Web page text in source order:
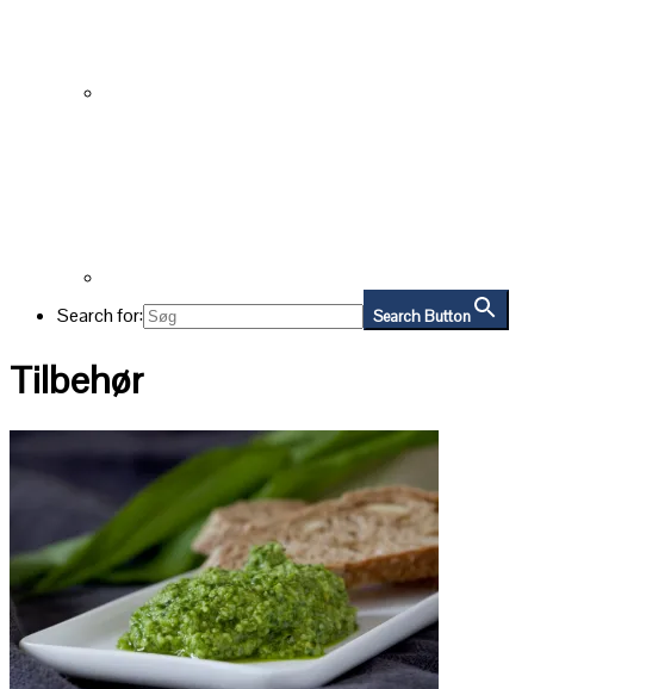
Search for: Search Button
Tilbehør